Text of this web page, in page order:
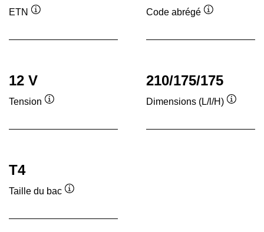
ETN
Code abrégé
12 V
Tension
210/175/175
Dimensions (L/l/H)
T4
Taille du bac